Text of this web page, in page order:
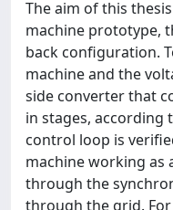
The aim of this
machine prototype,
back configuration.
machine and the
side converter that
in stages,
control loop is
machine working as
through the
through the grid.